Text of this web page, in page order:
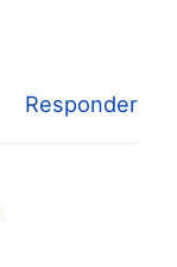
Responder